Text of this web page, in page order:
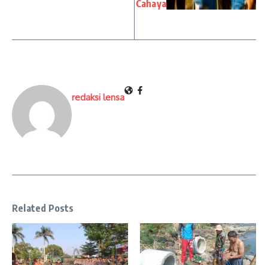
Cahaya
redaksi lensa
Related Posts